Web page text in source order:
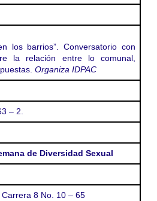
los barrios”. Conversatorio con
la relación entre lo comunal,
Organiza IDPAC
– 2.
de Diversidad Sexual
8 No. 10 – 65